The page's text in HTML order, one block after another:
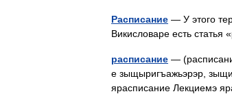
Расписание — У этого
Викисловаре есть
расписание —
е зыщыригъажьэрэр,
ярасписание Лекциемэ